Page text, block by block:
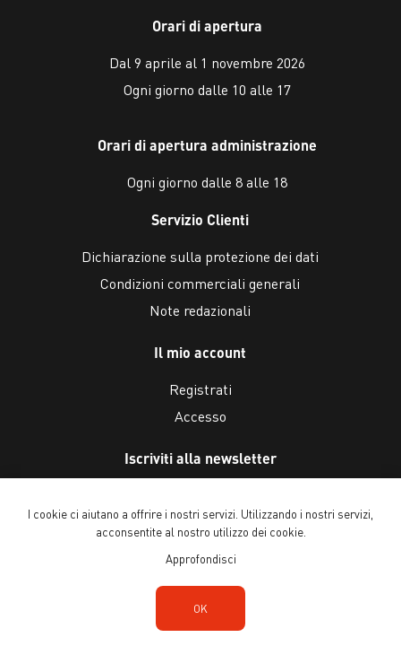
Orari di apertura
Dal 9 aprile al 1 novembre 2026
Ogni giorno dalle 10 alle 17
Orari di apertura administrazione
Ogni giorno dalle 8 alle 18
Servizio Clienti
Dichiarazione sulla protezione dei dati
Condizioni commerciali generali
Note redazionali
Il mio account
Registrati
Accesso
Iscriviti alla newsletter
Copyright © 2026 Ballenberg Freilichtmuseum. Tutti i diritti riservati
Powered by
I cookie ci aiutano a offrire i nostri servizi. Utilizzando i nostri servizi,
acconsentite al nostro utilizzo dei cookie.
Approfondisci
OK